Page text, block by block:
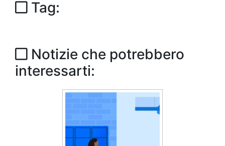
Tag:
Notizie che potrebbero
interessarti: